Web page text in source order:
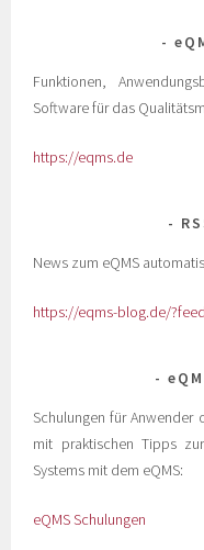
Funktionen,
Software für das
https://eqms.de
News zum eQMS
https://eqms-blog.de/
Schulungen für Anwender
mit praktischen Tipps
Systems mit dem eQMS:
eQMS Schulungen